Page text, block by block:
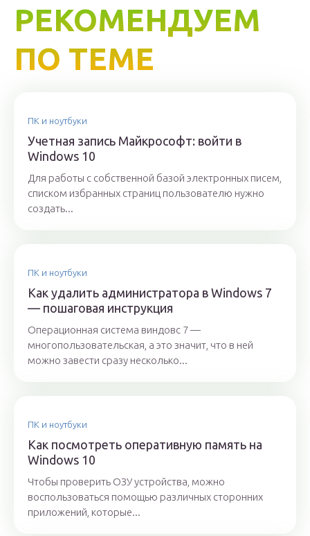
РЕКОМЕНДУЕМ
ПО ТЕМЕ
ПК и ноутбуки
Учетная запись Майкрософт: войти в
Windows 10
Для работы с собственной базой электронных писем,
списком избранных страниц пользователю нужно
создать...
ПК и ноутбуки
Как удалить администратора в Windows 7
— пошаговая инструкция
Операционная система виндовс 7 —
многопользовательская, а это значит, что в ней
можно завести сразу несколько...
ПК и ноутбуки
Как посмотреть оперативную память на
Windows 10
Чтобы проверить ОЗУ устройства, можно
воспользоваться помощью различных сторонних
приложений, которые...